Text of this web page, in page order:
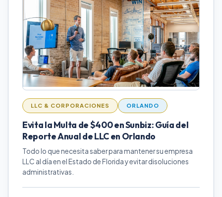
LLC & CORPORACIONES ORLANDO
Evita la Multa de $400 en Sunbiz: Guía del
Reporte Anual de LLC en Orlando
Todo lo que necesita saber para mantener su empresa
LLC al día en el Estado de Florida y evitar disoluciones
administrativas.